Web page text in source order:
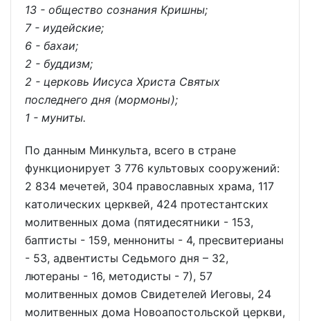
13 - общество сознания Кришны;
7 - иудейские;
6 - бахаи;
2 - буддизм;
2 - церковь Иисуса Христа Святых
последнего дня (мормоны);
1 - муниты.
По данным Минкульта, всего в стране
функционирует 3 776 культовых сооружений:
2 834 мечетей, 304 православных храма, 117
католических церквей, 424 протестантских
молитвенных дома (пятидесятники - 153,
баптисты - 159, меннониты - 4, пресвитерианы
- 53, адвентисты Седьмого дня – 32,
лютераны - 16, методисты - 7), 57
молитвенных домов Свидетелей Иеговы, 24
молитвенных дома Новоапостольской церкви,